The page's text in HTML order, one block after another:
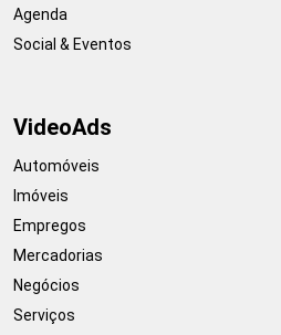
Agenda
Social & Eventos
VideoAds
Automóveis
Imóveis
Empregos
Mercadorias
Negócios
Serviços